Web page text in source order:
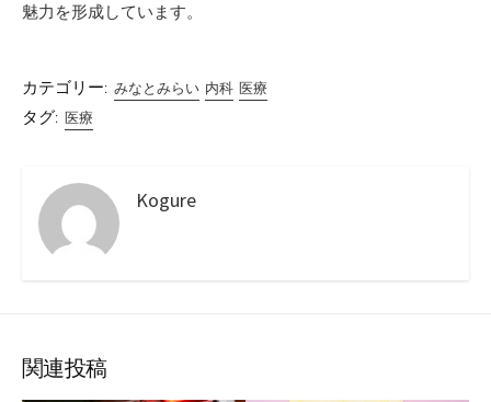
魅力を形成しています。
カテゴリー: みなとみらい 内科 医療
タグ: 医療
Kogure
関連投稿